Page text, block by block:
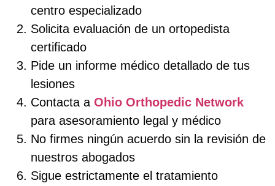
centro especializado
Solicita evaluación de un ortopedista
certificado
Pide un informe médico detallado de tus
lesiones
Contacta a Ohio Orthopedic Network
para asesoramiento legal y médico
No firmes ningún acuerdo sin la revisión de
nuestros abogados
Sigue estrictamente el tratamiento